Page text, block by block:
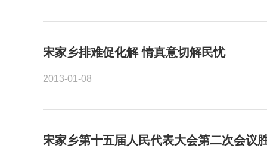
宋家乡排难促化解 情真意切解民忧
2013-01-08
宋家乡第十五届人民代表大会第二次会议